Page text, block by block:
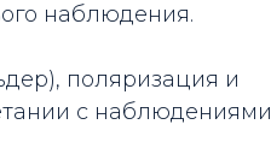
наблюдения.
поляризация и
с наблюдениями